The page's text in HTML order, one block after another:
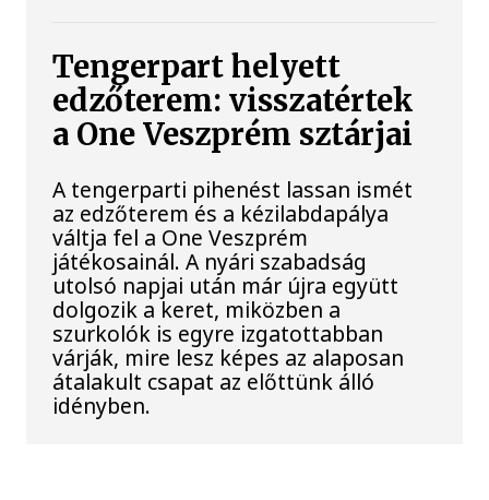
Tengerpart helyett
edzőterem: visszatértek
a One Veszprém sztárjai
A tengerparti pihenést lassan ismét
az edzőterem és a kézilabdapálya
váltja fel a One Veszprém
játékosainál. A nyári szabadság
utolsó napjai után már újra együtt
dolgozik a keret, miközben a
szurkolók is egyre izgatottabban
várják, mire lesz képes az alaposan
átalakult csapat az előttünk álló
idényben.